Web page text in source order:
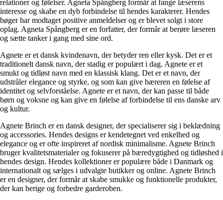
relationer og følelser. Agneta Spångberg formår at fange læserens
interesse og skabe en dyb forbindelse til hendes karakterer. Hendes
bøger har modtaget positive anmeldelser og er blevet solgt i store
oplag. Agneta Spångberg er en forfatter, der formår at berøre læseren
og sætte tanker i gang med sine ord.
Agnete er et dansk kvindenavn, der betyder ren eller kysk. Det er et
traditionelt dansk navn, der stadig er populært i dag. Agnete er et
smukt og tidløst navn med en klassisk klang. Det er et navn, der
udstråler elegance og styrke, og som kan give bæreren en følelse af
identitet og selvforståelse. Agnete er et navn, der kan passe til både
børn og voksne og kan give en følelse af forbindelse til ens danske arv
og kultur.
Agnete Brinch er en dansk designer, der specialiserer sig i beklædning
og accessories. Hendes designs er kendetegnet ved enkelhed og
elegance og er ofte inspireret af nordisk minimalisme. Agnete Brinch
bruger kvalitetsmaterialer og fokuserer på bæredygtighed og tidløshed i
hendes design. Hendes kollektioner er populære både i Danmark og
internationalt og sælges i udvalgte butikker og online. Agnete Brinch
er en designer, der formår at skabe smukke og funktionelle produkter,
der kan berige og forbedre garderoben.